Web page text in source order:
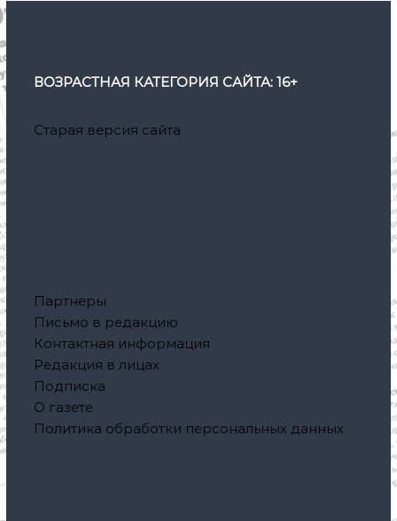
ВОЗРАСТНАЯ КАТЕГОРИЯ САЙТА: 16+
Старая версия сайта
Партнеры
Письмо в редакцию
Контактная информация
Редакция в лицах
Подписка
О газете
Политика обработки персональных данных